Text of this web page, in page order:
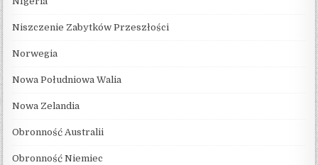
Niszczenie Zabytków Przeszłości
Norwegia
Nowa Południowa Walia
Nowa Zelandia
Obronność Australii
Obronność Niemiec